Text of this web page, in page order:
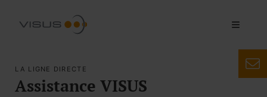
LA LIGNE DIRECTE
Assistance VISUS